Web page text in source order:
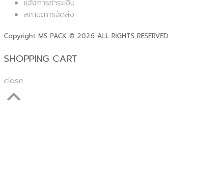
แจ้งการชำระเงิน
สถานะการจัดส่ง
Copyright MS PACK © 2026 ALL RIGHTS RESERVED
SHOPPING CART
close